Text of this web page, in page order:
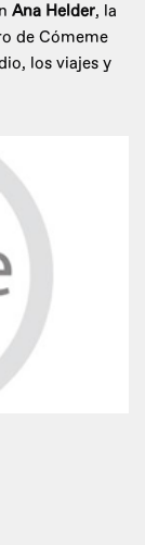
Ana Helder, la
de Cómeme
los viajes y